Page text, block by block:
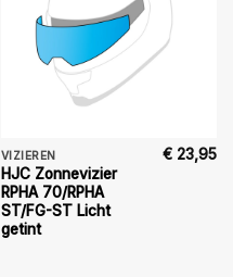
VIZIEREN
HJC Zonnevizier
RPHA 70/RPHA
ST/FG-ST Licht
getint
€ 23,95